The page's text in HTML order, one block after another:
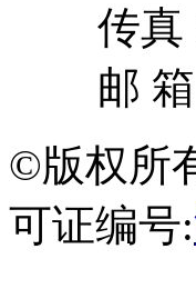
传真
邮
©版权所
可证编号: